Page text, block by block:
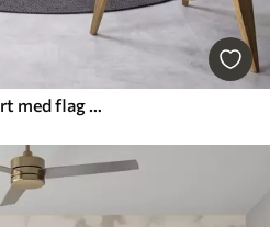
Et brunt politisk verdenskort med flag på engelsk